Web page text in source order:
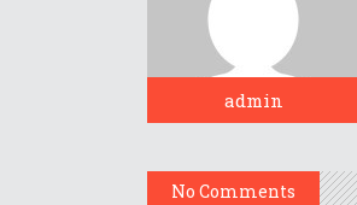
admin
No Comments